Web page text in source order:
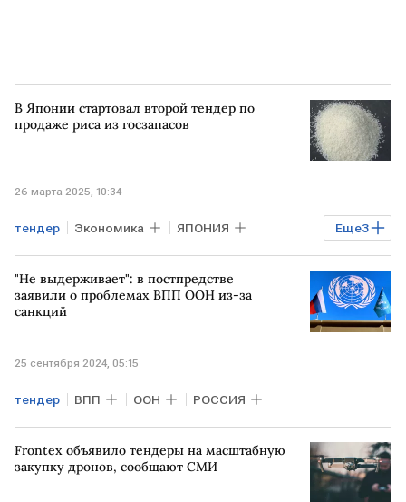
В Японии стартовал второй тендер по
продаже риса из госзапасов
26 марта 2025, 10:34
Еще3
тендер Экономика ЯПОНИЯ
Сельское хозяйство
Мировая экономика рис
"Не выдерживает": в постпредстве
заявили о проблемах ВПП ООН из-за
санкций
25 сентября 2024, 05:15
тендер ВПП ООН РОССИЯ
Frontex объявило тендеры на масштабную
закупку дронов, сообщают СМИ